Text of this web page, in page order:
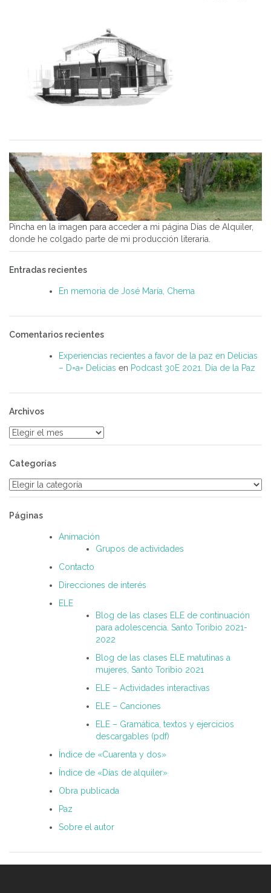
Pincha en la imagen para acceder a mi página Días de Alquiler,
donde he colgado parte de mi producción literaria.
Entradas recientes
En memoria de José María, Chema
Comentarios recientes
Experiencias recientes a favor de la paz en Delicias
– D=a= Delicias en Podcast 30E 2021. Día de la Paz
Archivos
Archivos
Categorías
Categorías
Páginas
Animación
Grupos de actividades
Contacto
Direcciones de interés
ELE
Blog de las clases ELE de continuación
para adolescencia. Santo Toribio 2021-
2022
Blog de las clases ELE matutinas a
mujeres, Santo Toribio 2021
ELE – Actividades interactivas
ELE – Canciones
ELE – Gramática, textos y ejercicios
descargables (pdf)
Índice de «Cuarenta y dos»
Índice de «Días de alquiler»
Obra publicada
Paz
Sobre el autor